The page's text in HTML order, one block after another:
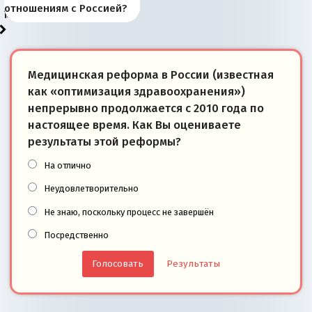
моря
победители
«переобувании» хозяев
суверенной экономике
Анкориджа
внутренней политике
отношениям с Россией?
Медицинская реформа в России (известная
как «оптимизация здравоохранения»)
непрерывно продолжается с 2010 года по
настоящее время. Как Вы оцениваете
результаты этой реформы?
На отлично
Неудовлетворительно
Не знаю, поскольку процесс не завершён
Посредственно
Результаты